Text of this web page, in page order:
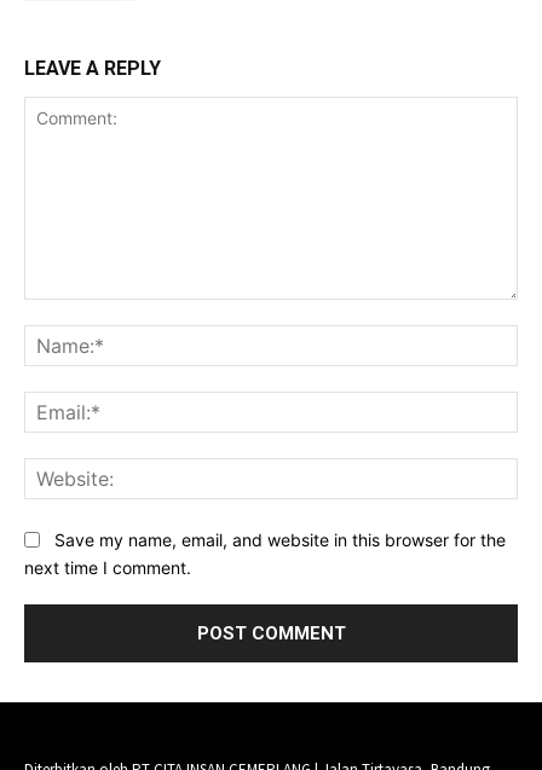
LEAVE A REPLY
Save my name, email, and website in this browser for the
next time I comment.